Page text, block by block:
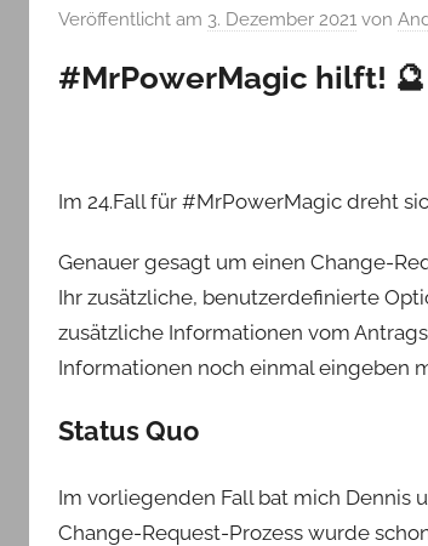
Veröffentlicht am 3. Dezember 2021 von
#MrPowerMagic hilft! 🔮
Im 24.Fall für #MrPowerMagic dreht
Genauer gesagt um einen Change-
Ihr zusätzliche, benutzerdefinierte
zusätzliche Informationen vom
Informationen noch einmal eingeben
Status Quo
Im vorliegenden Fall bat mich Dennis
Change-Request-Prozess wurde